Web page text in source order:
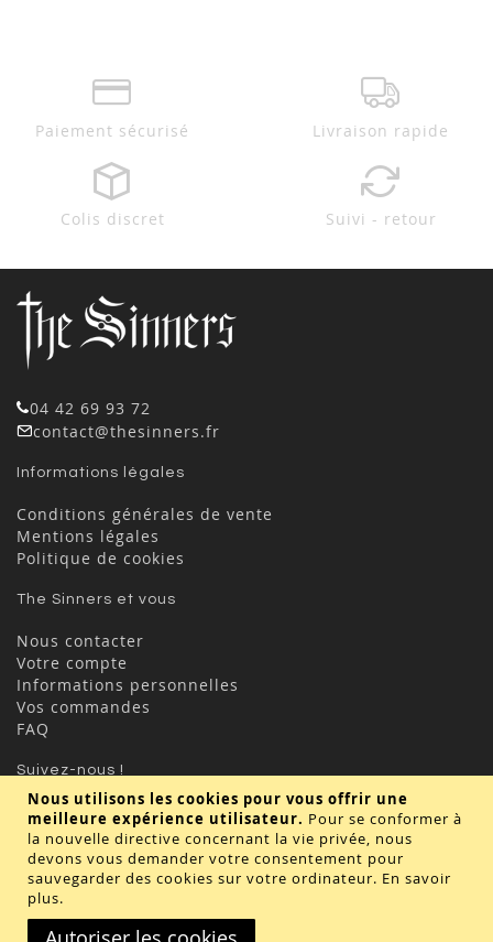
Nous utilisons les cookies pour vous offrir une
meilleure expérience utilisateur. Pour se conformer à
la nouvelle directive concernant la vie privée, nous
devons vous demander votre consentement pour
sauvegarder des cookies sur votre ordinateur. En savoir
plus.
Paiement sécurisé Livraison rapide
Colis discret Suivi - retour
04 42 69 93 72
contact@thesinners.fr
Informations légales
Conditions générales de vente
Mentions légales
Politique de cookies
The Sinners et vous
Nous contacter
Votre compte
Informations personnelles
Vos commandes
FAQ
Suivez-nous !
Valider